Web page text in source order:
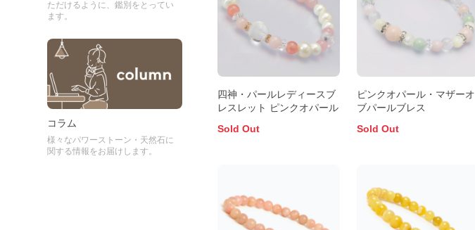
ただけるように、鑑別をとってい
ます。
コラム
様々なパワーストーン・天然石に
関する情報をお届けします。
四神・パールレディースブ
レスレット ピンクオパール
Sold Out
ピンクオパール・マザーオ
ブパールブレス
Sold Out